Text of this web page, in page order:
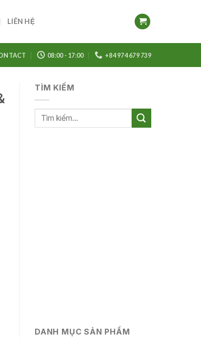
LIÊN HỆ
08:00 - 17:00 +84 974 679 739
TÌM KIẾM
DANH MỤC SẢN PHẨM